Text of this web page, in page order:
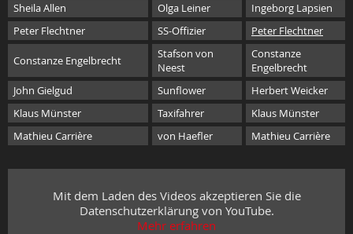
Sheila Allen Olga Leiner
Ingeborg Lapsien
Peter Flechtner
SS-Offizier Peter Flechtner
Constanze Engelbrecht
Stafson von
Neest
Constanze
Engelbrecht
John Gielgud
Sunflower
Herbert Weicker
Klaus Münster
Taxifahrer
Klaus Münster
Mathieu Carrière
von Haefler Mathieu Carrière
Mit dem Laden des Videos akzeptieren Sie die
Datenschutzerklärung von YouTube.
Mehr erfahren